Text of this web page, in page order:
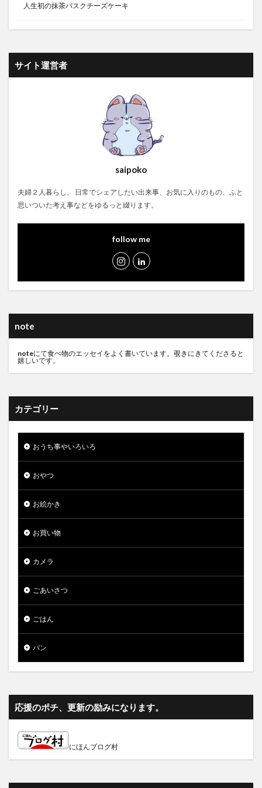
人生初の抹茶バスクチーズケーキ
サイト運営者
saipoko
夫婦２人暮らし。 日常でシェアしたい出来事、お気に入りのもの、ふと
思いついた考え事などをゆるっと綴ります。
follow me
note
noteにて食べ物のエッセイをよく書いています。覗きにきてくださると
嬉しいです。
カテゴリー
おうち事やいろいろ
おやつ
お絵かき
お買い物
カメラ
ごあいさつ
ごはん
パン
応援のポチ、更新の励みになります。
にほんブログ村